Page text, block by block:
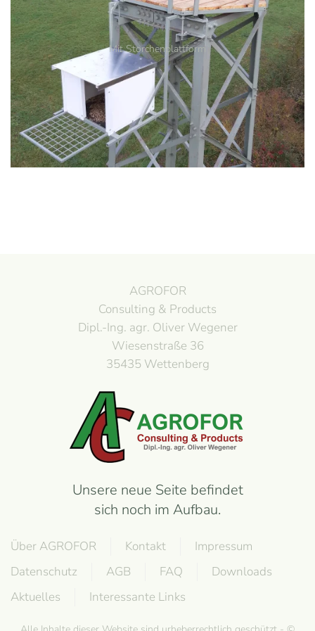
Mit Storchenplattform
AGROFOR
Consulting & Products
Dipl.-Ing. agr. Oliver Wegener
Wiesenstraße 36
35435 Wettenberg
Unsere neue Seite befindet
sich noch im Aufbau.
Über AGROFOR Kontakt
Impressum
Datenschutz
AGB FAQ
Downloads
Aktuelles
Interessante Links